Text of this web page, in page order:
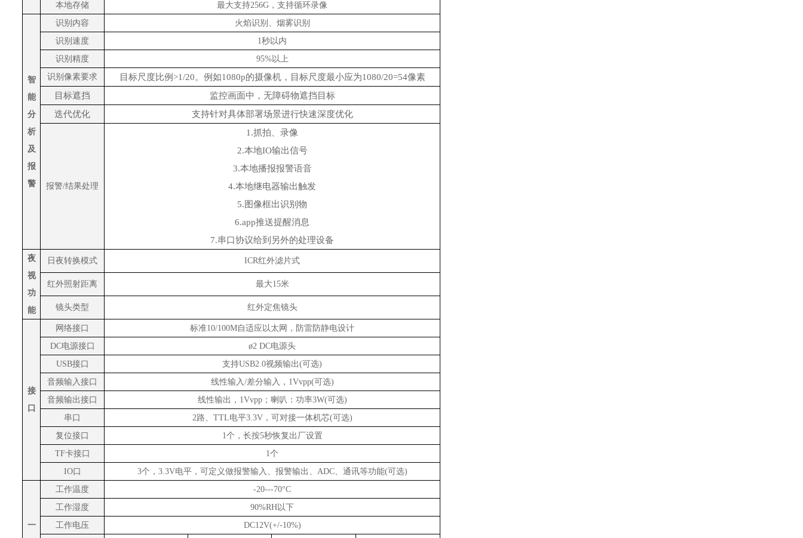
本地存储
最大支持256G，支持循环录像
智
能
分
析
及
报
警
识别内容
火焰识别、烟雾识别
识别速度
1秒以内
识别精度
95%以上
识别像素要求
目标尺度比例>1/20。 例如1080p的摄像机，目标尺度最小应为1080/20=54像素
目标遮挡
监控画面中，无障碍物遮挡目标
迭代优化
支持针对具体部署场景进行快速深度优化
报警/结果处理
1.抓拍、录像
2.本地IO输出信号
3.本地播报报警语音
4.本地继电器输出触发
5.图像框出识别物
6.app推送提醒消息
7.串口协议给到另外的处理设备
夜
视
功
能
日夜转换模式 ICR红外滤片式
红外照射距离 最大15米
镜头类型 红外定焦镜头
接
口
网络接口 标准10/100M自适应以太网，防雷防静电设计
DC电源接口
ø2 DC电源头
USB接口
支持USB2.0视频输出(可选)
音频输入接口
线性输入/差分输入， 1Vvpp(可选)
音频输出接口
线性输出， 1Vvpp；喇叭：功率3W(可选)
串口
2路、TTL电平3.3V，可对接一体机芯(可选)
复位接口
1个，长按5秒恢复出厂设置
TF卡接口
1个
IO口
3个，3.3V电平，可定义做报警输入、报警输出、ADC、通讯等功能(可选)
一
工作温度
-20---70°C
工作湿度
90%RH以下
工作电压
DC12V(+/-10%)